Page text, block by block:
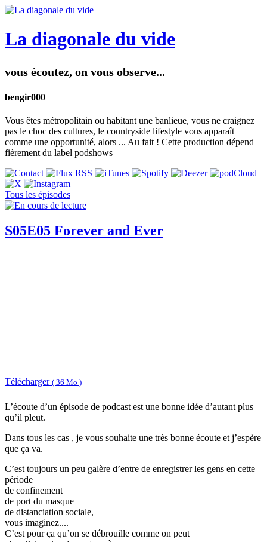
La diagonale du vide
vous écoutez, on vous observe...
bengir000
Vous êtes métropolitain ou habitant une banlieue, vous ne craignez
pas le choc des cultures, le countryside lifestyle vous apparaît
comme une opportunité, alors ... Au fait ! Cette production dépend
fièrement du label podshows
Tous les épisodes
S05E05 Forever and Ever
Télécharger ( 36 Mo )
L’écoute d’un épisode de podcast est une bonne idée d’autant plus
qu’il pleut.
Dans tous les cas , je vous souhaite une très bonne écoute et j’espère
que ça va.
C’est toujours un peu galère d’entre de enregistrer les gens en cette
période
de confinement
de port du masque
de distanciation sociale,
vous imaginez....
C’est pour ça qu’on se débrouille comme on peut